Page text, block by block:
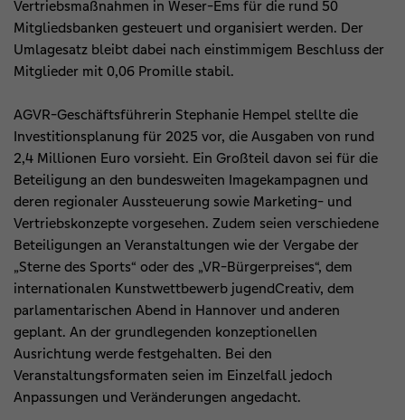
Vertriebsmaßnahmen in Weser-Ems für die rund 50
Mitgliedsbanken gesteuert und organisiert werden. Der
Umlagesatz bleibt dabei nach einstimmigem Beschluss der
Mitglieder mit 0,06 Promille stabil.
AGVR-Geschäftsführerin Stephanie Hempel stellte die
Investitionsplanung für 2025 vor, die Ausgaben von rund
2,4 Millionen Euro vorsieht. Ein Großteil davon sei für die
Beteiligung an den bundesweiten Imagekampagnen und
deren regionaler Aussteuerung sowie Marketing- und
Vertriebskonzepte vorgesehen. Zudem seien verschiedene
Beteiligungen an Veranstaltungen wie der Vergabe der
„Sterne des Sports“ oder des „VR-Bürgerpreises“, dem
internationalen Kunstwettbewerb jugendCreativ, dem
parlamentarischen Abend in Hannover und anderen
geplant. An der grundlegenden konzeptionellen
Ausrichtung werde festgehalten. Bei den
Veranstaltungsformaten seien im Einzelfall jedoch
Anpassungen und Veränderungen angedacht.